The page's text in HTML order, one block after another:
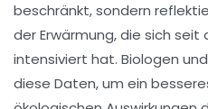
beschränkt, sondern
derErwärmung, die sich seit
intensiviert hat. Biologen
diese Daten, um ein